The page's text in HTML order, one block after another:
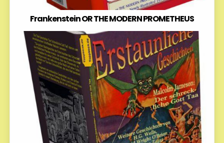
Frankenstein OR THE MODERN PROMETHEUS